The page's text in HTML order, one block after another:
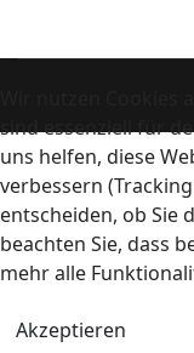
sind essenziell für
uns helfen, diese
verbessern
entscheiden, ob Sie
beachten Sie, dass
mehr alle
Akzeptieren